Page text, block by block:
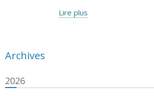
Lire plus
Archives
2026